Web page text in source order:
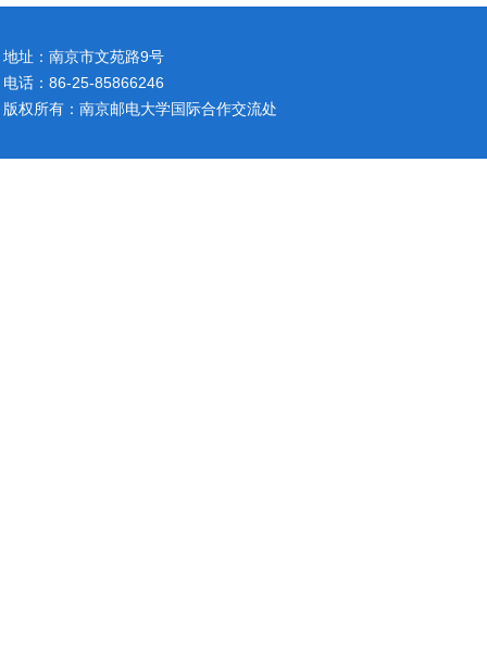
地址：南京市文苑路9号
电话：86-25-85866246
版权所有：南京邮电大学国际合作交流处